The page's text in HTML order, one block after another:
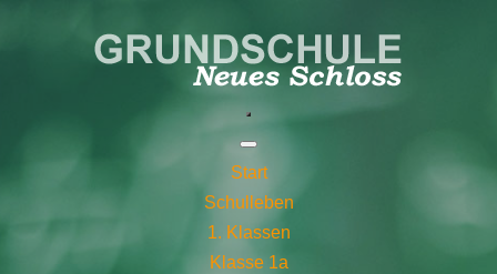
Start
Schulleben
1. Klassen
Klasse 1a